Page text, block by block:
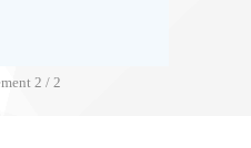
2 / 2